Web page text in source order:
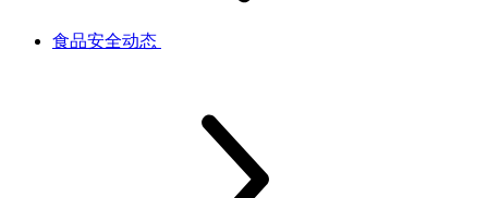
食品安全动态